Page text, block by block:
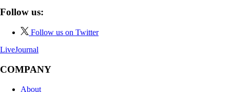
Follow us:
Follow us on Twitter
LiveJournal
COMPANY
About